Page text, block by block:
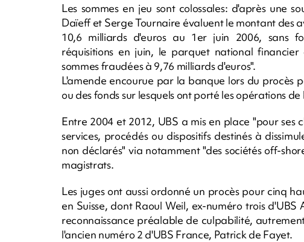
Les sommes en jeu sont colossales: d'après une
Daïeff et Serge Tournaire évaluent le montant des
10,6 milliards d'euros au 1er juin 2006, sans
réquisitions en juin, le parquet national
sommes fraudées à 9,76 milliards d'euros".
L'amende encourue par la banque lors du procès
ou des fonds sur lesquels ont porté les opérations
Entre 2004 et 2012, UBS a mis en place "pour ses
services, procédés ou dispositifs destinés à
non déclarés" via notamment "des sociétés off-
magistrats.
Les juges ont aussi ordonné un procès pour cinq
en Suisse, dont Raoul Weil, ex-numéro trois
reconnaissance préalable de culpabilité,
l'ancien numéro 2 d'UBS France, Patrick de Fayet.